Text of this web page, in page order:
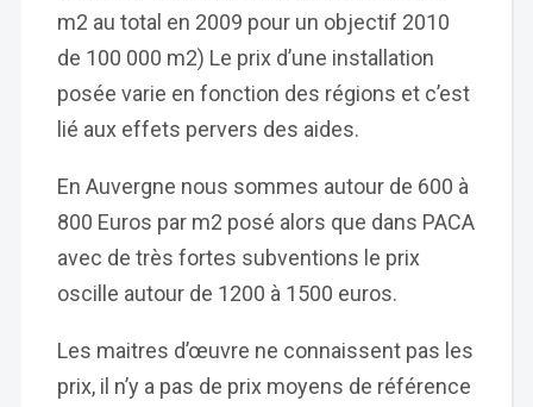
m2 au total en 2009 pour un objectif 2010
de 100 000 m2) Le prix d’une installation
posée varie en fonction des régions et c’est
lié aux effets pervers des aides.
En Auvergne nous sommes autour de 600 à
800 Euros par m2 posé alors que dans PACA
avec de très fortes subventions le prix
oscille autour de 1200 à 1500 euros.
Les maitres d’œuvre ne connaissent pas les
prix, il n’y a pas de prix moyens de référence